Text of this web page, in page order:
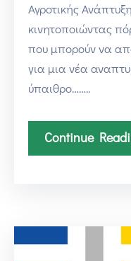
Αγροτικής
κινητοποιώντας
που μπορούν να
για μια νέα
ύπαιθρο……..
Continue